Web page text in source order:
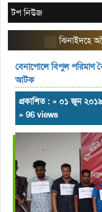
টপ নিউজ
ঝিনাইদহে অবৈধ
বেনাপোলে বিপুল পরিমাণ
আটক
প্রকাশিত : » ০১ জুন
» 96 views